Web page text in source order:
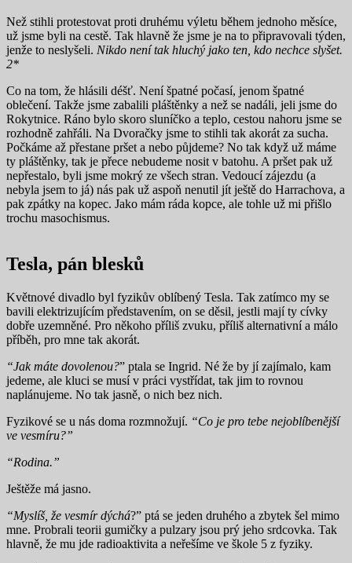
Než stihli protestovat proti druhému výletu během jednoho měsíce,
už jsme byli na cestě. Tak hlavně že jsme je na to připravovali týden,
jenže to neslyšeli. Nikdo není tak hluchý jako ten, kdo nechce slyšet.
2*
Co na tom, že hlásili déšť. Není špatné počasí, jenom špatné
oblečení. Takže jsme zabalili pláštěnky a než se nadáli, jeli jsme do
Rokytnice. Ráno bylo skoro sluníčko a teplo, cestou nahoru jsme se
rozhodně zahřáli. Na Dvoračky jsme to stihli tak akorát za sucha.
Počkáme až přestane pršet a nebo půjdeme? No tak když už máme
ty pláštěnky, tak je přece nebudeme nosit v batohu. A pršet pak už
nepřestalo, byli jsme mokrý ze všech stran. Vedoucí zájezdu (a
nebyla jsem to já) nás pak už aspoň nenutil jít ještě do Harrachova, a
pak zpátky na kopec. Jako mám ráda kopce, ale tohle už mi přišlo
trochu masochismus.
Tesla, pán blesků
Květnové divadlo byl fyzikův oblíbený Tesla. Tak zatímco my se
bavili elektrizujícím představením, on se děsil, jestli mají ty cívky
dobře uzemněné. Pro někoho příliš zvuku, příliš alternativní a málo
příběh, pro mne tak akorát.
“Jak máte dovolenou?” ptala se Ingrid. Né že by jí zajímalo, kam
jedeme, ale kluci se musí v práci vystřídat, tak jim to rovnou
naplánujeme. No tak jasně, o nich bez nich.
Fyzikové se u nás doma rozmnožují. “Co je pro tebe nejoblíbenější
ve vesmíru?”
“Rodina.”
Ještěže má jasno.
“Myslíš, že vesmír dýchá?” ptá se jeden druhého a zbytek šel mimo
mne. Probrali teorii gumičky a pulzary jsou prý jeho srdcovka. Tak
hlavně, že mu jde radioaktivita a neřešíme ve škole 5 z fyziky.